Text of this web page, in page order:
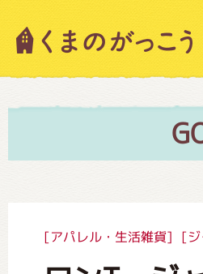
[アパレル・生活雑貨] [ジ
キャラクター